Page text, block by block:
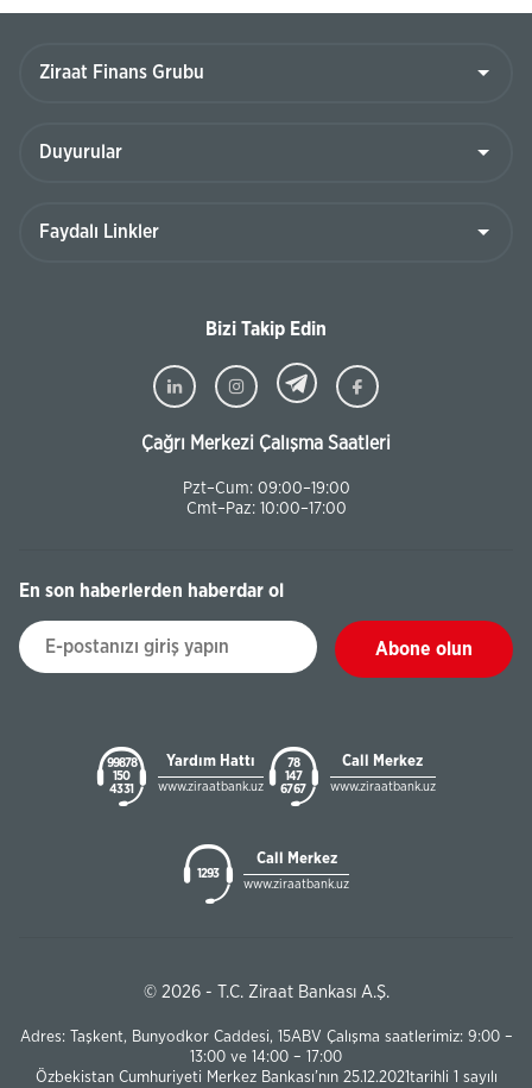
Bizi Takip Edin
Çağrı Merkezi Çalışma Saatleri
Pzt–Cum: 09:00–19:00
Cmt–Paz: 10:00–17:00
En son haberlerden haberdar ol
Abone olun
99878
150
43 31
Yardım Hattı
www.ziraatbank.uz
78
147
67 67
Call Merkez
www.ziraatbank.uz
1293
Call Merkez
www.ziraatbank.uz
© 2026 - T.C. Ziraat Bankası A.Ş.
Adres: Taşkent, Bunyodkor Caddesi, 15ABV Çalışma saatlerimiz: 9:00 –
13:00 ve 14:00 – 17:00
Özbekistan Cumhuriyeti Merkez Bankası’nın 25.12.2021tarihli 1 sayılı